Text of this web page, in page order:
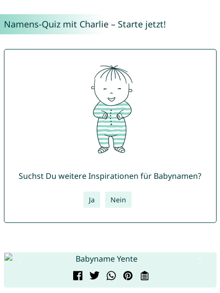
Namens-Quiz mit Charlie – Starte jetzt!
Suchst Du weitere Inspirationen für Babynamen?
Ja Nein